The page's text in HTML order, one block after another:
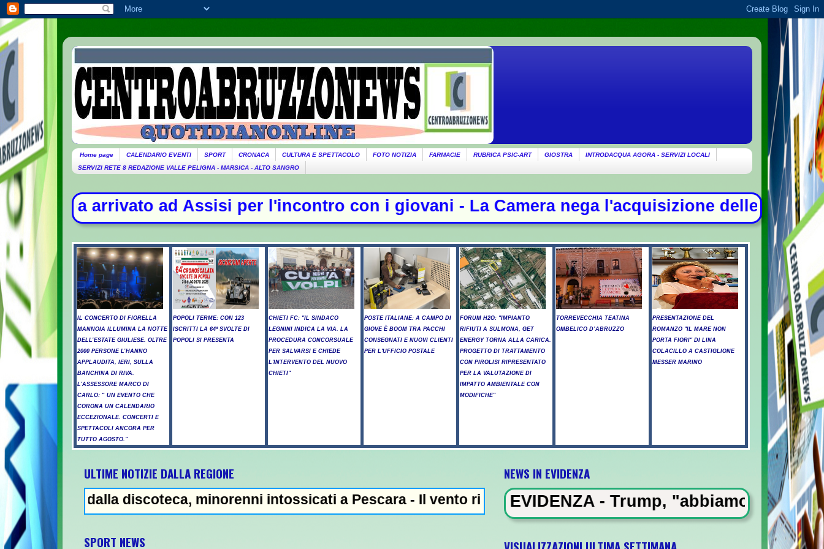
Home page CALENDARIO EVENTI SPORT CRONACA CULTURA E SPETTACOLO FOTO NOTIZIA FARMACIE RUBRICA PSIC-ART GIOSTRA
INTRODACQUA AGORA - SERVIZI LOCALI
SERVIZI RETE 8 REDAZIONE VALLE PELIGNA - MARSICA - ALTO SANGRO
ad Assisi per l'incontro con i giovani - La Camera nega l'acquisizione delle chat di Delmastro.
IL CONCERTO DI FIORELLA
MANNOIA ILLUMINA LA NOTTE
DELL’ESTATE GIULIESE. OLTRE
2000 PERSONE L’HANNO
APPLAUDITA, IERI, SULLA
BANCHINA DI RIVA.
L’ASSESSORE MARCO DI
CARLO: “ UN EVENTO CHE
CORONA UN CALENDARIO
ECCEZIONALE. CONCERTI E
SPETTACOLI ANCORA PER
TUTTO AGOSTO.”
POPOLI TERME: CON 123
ISCRITTI LA 64ª SVOLTE DI
POPOLI SI PRESENTA
CHIETI FC: "IL SINDACO
LEGNINI INDICA LA VIA. LA
PROCEDURA CONCORSUALE
PER SALVARSI E CHIEDE
L'INTERVENTO DEL NUOVO
CHIETI"
POSTE ITALIANE: A CAMPO DI
GIOVE È BOOM TRA PACCHI
CONSEGNATI E NUOVI CLIENTI
PER L'UFFICIO POSTALE
FORUM H2O: "IMPIANTO
RIFIUTI A SULMONA, GET
ENERGY TORNA ALLA CARICA.
PROGETTO DI TRATTAMENTO
CON PIROLISI RIPRESENTATO
PER LA VALUTAZIONE DI
IMPATTO AMBIENTALE CON
MODIFICHE"
TORREVECCHIA TEATINA
OMBELICO D’ABRUZZO
PRESENTAZIONE DEL
ROMANZO "IL MARE NON
PORTA FIORI" DI LINA
COLACILLO A CASTIGLIONE
MESSER MARINO
ULTIME NOTIZIE DALLA REGIONE
discoteca, minorenni intossicati a Pescara - Il vento riaccende il rogo nell'Aquilano, emergenza in Abruzzo -
SPORT NEWS
NEWS IN EVIDENZA
NEWS IN EVIDENZA - Trump, "abbiamo molte munizioni,